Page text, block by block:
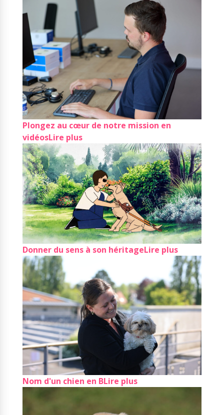
Plongez au cœur de notre mission en
vidéosLire plus
Donner du sens à son héritageLire plus
Nom d'un chien en BLire plus